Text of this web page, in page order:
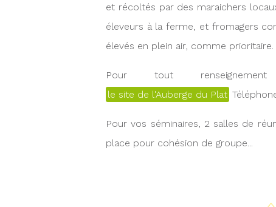
et récoltés par des maraichers
éleveurs à la ferme, et fromagers
élevés en plein air, comme prioritaire.
Pour tout
le site de l'Auberge du Plat
Pour vos séminaires, 2 salles de
place pour cohésion de groupe...